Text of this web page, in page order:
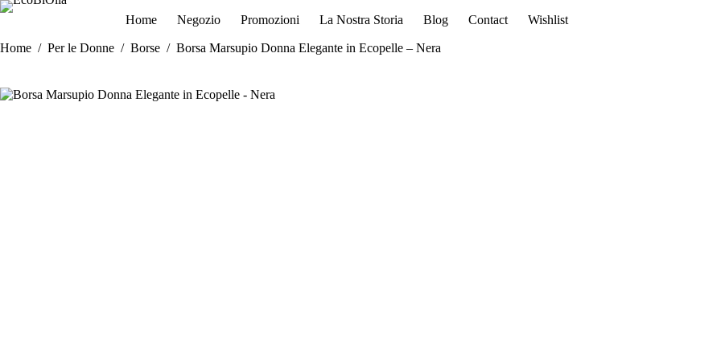
Salta
Home Negozio Promozioni La Nostra Storia Blog Contact Wishlist
Home / Per le Donne / Borse / Borsa Marsupio Donna Elegante in Ecopelle – Nera